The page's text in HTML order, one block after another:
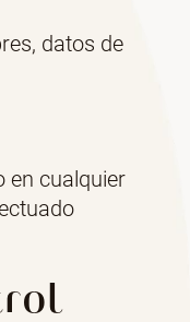
datos de
en cualquier